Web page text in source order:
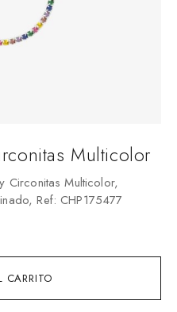
CARRITO
Multicolor
Circonitas Multicolor,
Ref: CHP175477